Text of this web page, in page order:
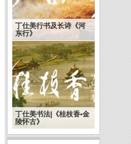
丁仕美行书及长诗《河
东行》
丁仕美书法|《桂枝香•金
陵怀古》